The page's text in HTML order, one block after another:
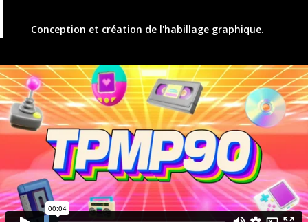
Conception et création de l'habillage graphique.